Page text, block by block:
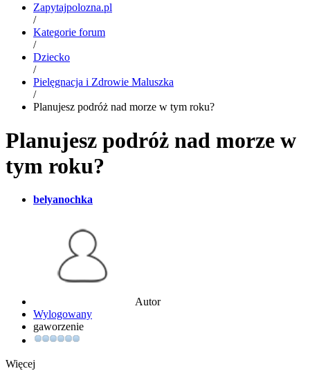
Zapytajpolozna.pl
/
Kategorie forum
/
Dziecko
/
Pielęgnacja i Zdrowie Maluszka
/
Planujesz podróż nad morze w tym roku?
Planujesz podróż nad morze w
tym roku?
belyanochka
Autor
Wylogowany
gaworzenie
Więcej